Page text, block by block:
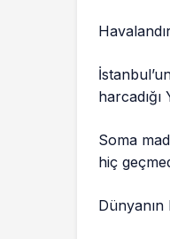
harcadığı
Soma
hiç